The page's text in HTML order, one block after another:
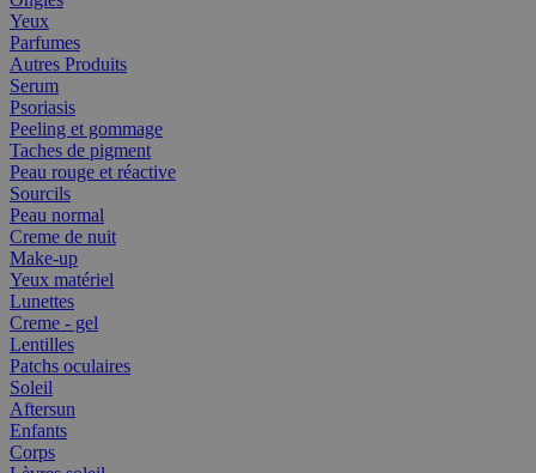
Yeux
Parfumes
Autres Produits
Serum
Psoriasis
Peeling et gommage
Taches de pigment
Peau rouge et réactive
Sourcils
Peau normal
Creme de nuit
Make-up
Yeux matériel
Lunettes
Creme - gel
Lentilles
Patchs oculaires
Soleil
Aftersun
Enfants
Corps